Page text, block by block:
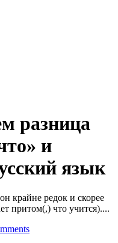
разница
и
язык
крайне редок и скорее
притом(,) что учится)....